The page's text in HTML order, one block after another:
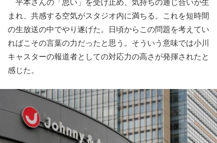
平本さんの「思い」を受け止め、気持ちの通じ合いが生
まれ、共感する空気がスタジオ内に満ちる。これを短時間
の生放送の中でやり遂げた。日頃からこの問題を考えてい
ればこその言葉の力だったと思う。そういう意味では小川
キャスターの報道者としての対応力の高さが発揮されたと
感じた。